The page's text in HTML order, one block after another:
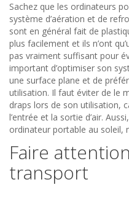
Sachez que les ordinateurs
système d’aération et de
sont en général fait de
plus facilement et ils n’ont
pas vraiment suffisant pour
important d’optimiser son
une surface plane et de
utilisation. Il faut éviter de le
draps lors de son utilisation,
l’entrée et la sortie d’air.
ordinateur portable au soleil,
Faire
transport